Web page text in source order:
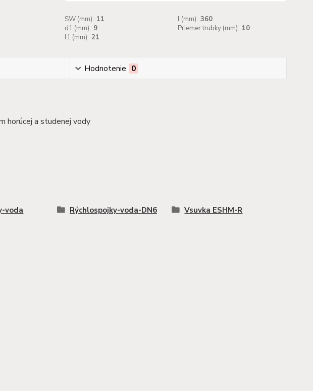
SW (mm): 11 l (mm): 360
d1 (mm): 9 Priemer trubky (mm): 10
l1 (mm): 21
Hodnotenie 0
horúcej a studenej vody
voda Rýchlospojky-voda-DN6 Vsuvka ESHM-R